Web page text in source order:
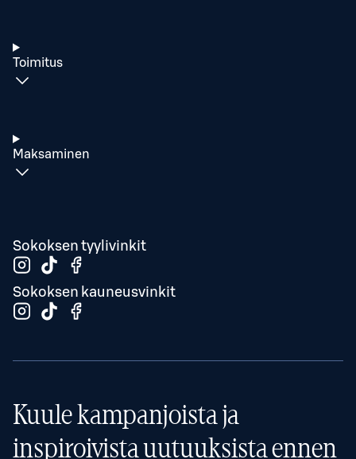
Toimitus
Maksaminen
Sokoksen tyylivinkit
Sokoksen kauneusvinkit
Kuule kampanjoista ja
inspiroivista uutuuksista ennen